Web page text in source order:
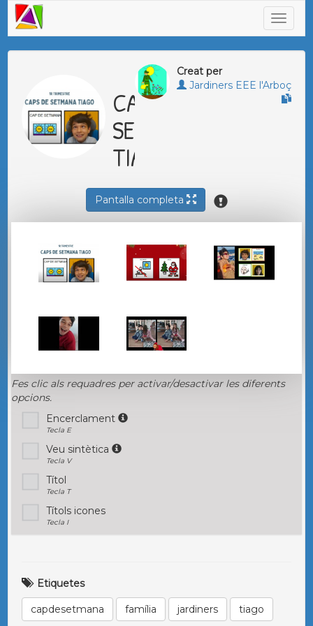
Creat per
Jardiners EEE l'Arboç
CAP DE
SETMANA
TIAGO
Pantalla completa
Fes clic als requadres per activar/desactivar les diferents
opcions.
Encerclament
Tecla E
Veu sintètica
Tecla V
Títol
Tecla T
Títols icones
Tecla I
Etiquetes
capdesetmana família jardiners tiago